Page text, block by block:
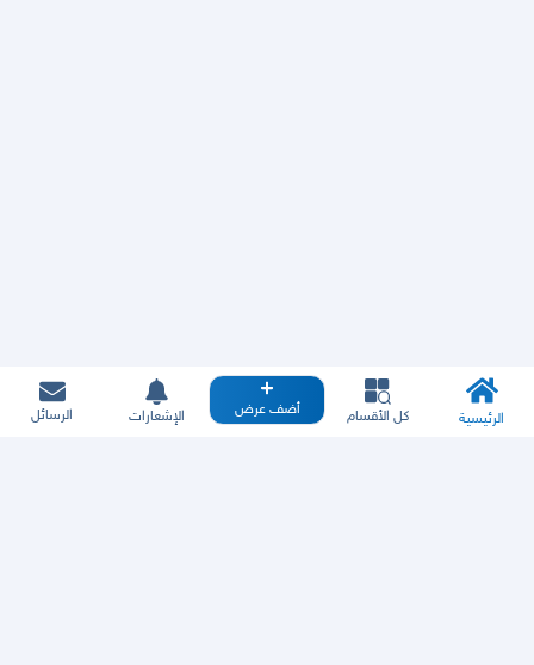
الرئيسية كل الأقسام أضف عرض الإشعارات الرسائل